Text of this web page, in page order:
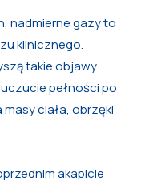
nadmierne gazy to
klinicznego.
takie objawy
pełności po
ciała, obrzęki
akapicie